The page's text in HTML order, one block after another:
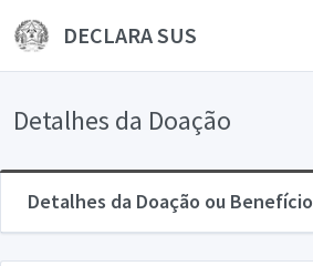
DECLARA SUS
Detalhes da Doação
Detalhes da Doação ou Benefício